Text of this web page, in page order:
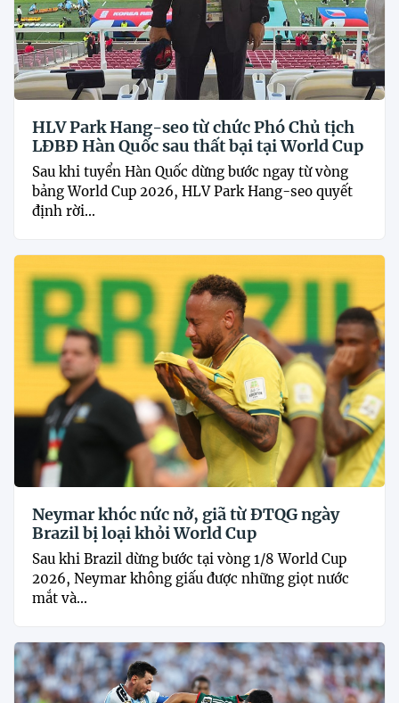
HLV Park Hang-seo từ chức Phó Chủ tịch
LĐBĐ Hàn Quốc sau thất bại tại World Cup
Sau khi tuyển Hàn Quốc dừng bước ngay từ vòng
bảng World Cup 2026, HLV Park Hang-seo quyết
định rời...
Neymar khóc nức nở, giã từ ĐTQG ngày
Brazil bị loại khỏi World Cup
Sau khi Brazil dừng bước tại vòng 1/8 World Cup
2026, Neymar không giấu được những giọt nước
mắt và...